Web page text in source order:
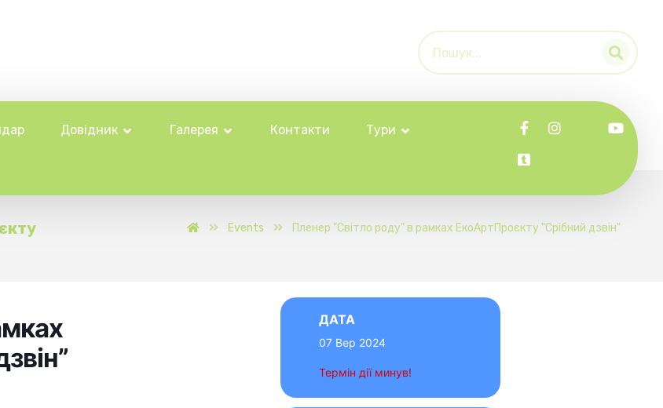
Довідник Галерея Контакти Тури
Events Пленер "Світло роду" в рамках ЕкоАртПроєкту "Срібний дзвін"
ДАТА
07 Вер 2024
Термін дії минув!